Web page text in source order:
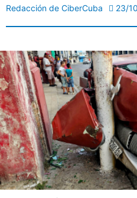
Redacción de CiberCuba 23/